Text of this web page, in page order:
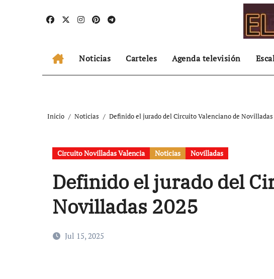
Noticias Carteles Agenda televisión
Inicio Noticias Definido el jurado del Circuito Valenciano de Novilladas
Circuito Novilladas Valencia Noticias Novilladas
Definido el jurado del
Novilladas 2025
Jul 15, 2025